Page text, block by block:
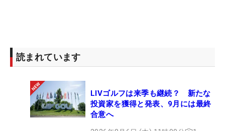
読まれています
LIVゴルフは来季も継続？ 新たな
投資家を獲得と発表、9月には最終
合意へ